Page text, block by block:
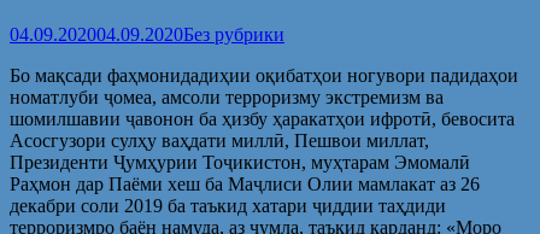
04.09.202004.09.2020Без рубрики
Бо мақсади фаҳмонидадиҳии оқибатҳои ногувори падидаҳои
номатлуби ҷомеа, амсоли терроризму экстремизм ва
шомилшавии ҷавонон ба ҳизбу ҳаракатҳои ифротӣ, бевосита
Асосгузори сулҳу ваҳдати миллӣ, Пешвои миллат,
Президенти Ҷумҳурии Тоҷикистон, муҳтарам Эмомалӣ
Раҳмон дар Паёми хеш ба Маҷлиси Олии мамлакат аз 26
декабри соли 2019 ба таъкид хатари ҷиддии таҳдиди
терроризмро баён намуда, аз ҷумла, таъкид карданд: «Моро